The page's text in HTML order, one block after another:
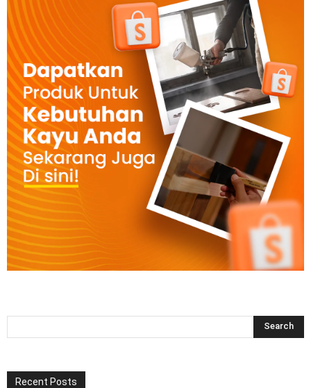
Recent Posts